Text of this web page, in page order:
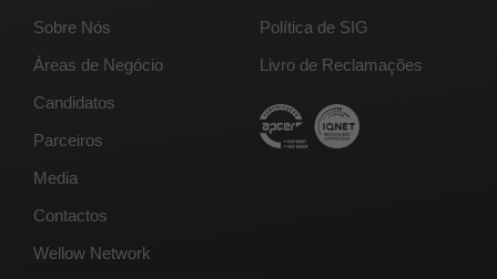
Sobre Nós
Áreas de Negócio
Candidatos
Parceiros
Media
Contactos
Wellow Network
Política de SIG
Livro de Reclamações